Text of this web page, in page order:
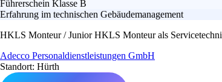
Führerschein Klasse B
Erfahrung im technischen Gebäudemanagement
HKLS Monteur / Junior HKLS Monteur als
Adecco Personaldienstleistungen GmbH
Standort: Hürth